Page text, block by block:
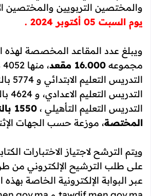
والمختصين التربويين والمختصين
يوم السبت 05 أكتوبر 2024 .
ويبلغ عدد المقاعد المخصصة لهذه
مجموعه 16.000 مقعد
التدريس التعليم التأهيلي ،
المختصة، موزعة حسب الجهات
ويتم الترشح لاجتياز الاختبارات
على طلب الترشيح الإلكتروني من
عبر البوابة الإلكترونية الخاصة بهذه